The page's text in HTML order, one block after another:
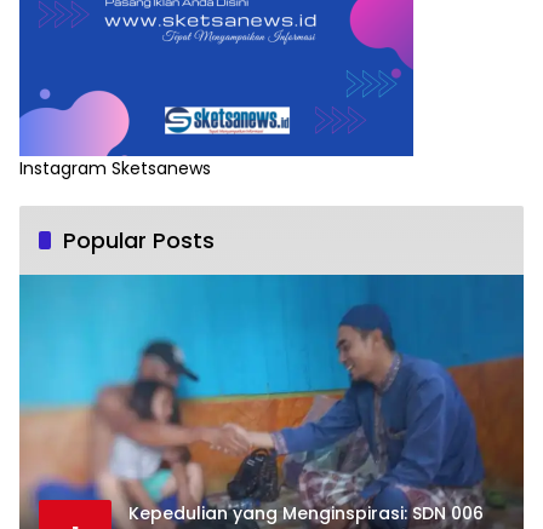
Instagram Sketsanews
Popular Posts
Kepedulian yang Menginspirasi: SDN 006